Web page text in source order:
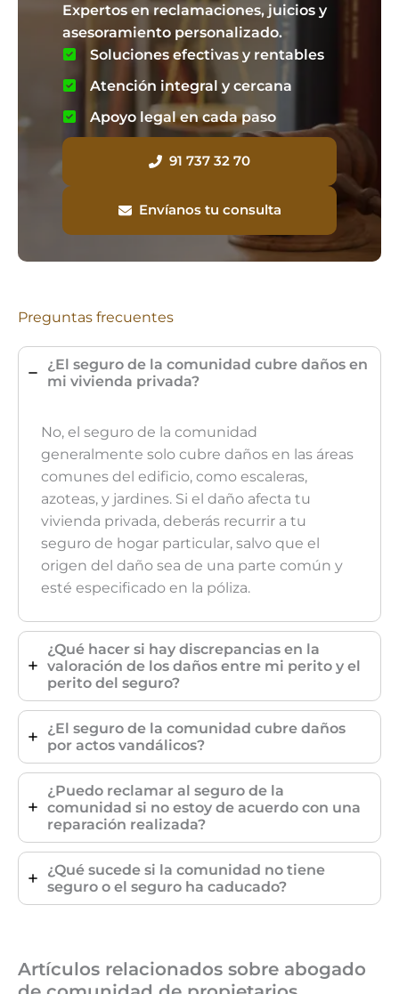
Expertos en reclamaciones, juicios y
asesoramiento personalizado.
Soluciones efectivas y rentables
Atención integral y cercana
Apoyo legal en cada paso
91 737 32 70
Envíanos tu consulta
Preguntas frecuentes
¿El seguro de la comunidad cubre daños en
mi vivienda privada?
No, el seguro de la comunidad
generalmente solo cubre daños en las áreas
comunes del edificio, como escaleras,
azoteas, y jardines. Si el daño afecta tu
vivienda privada, deberás recurrir a tu
seguro de hogar particular, salvo que el
origen del daño sea de una parte común y
esté especificado en la póliza.
¿Qué hacer si hay discrepancias en la
valoración de los daños entre mi perito y el
perito del seguro?
¿El seguro de la comunidad cubre daños
por actos vandálicos?
¿Puedo reclamar al seguro de la
comunidad si no estoy de acuerdo con una
reparación realizada?
¿Qué sucede si la comunidad no tiene
seguro o el seguro ha caducado?
Artículos relacionados sobre abogado